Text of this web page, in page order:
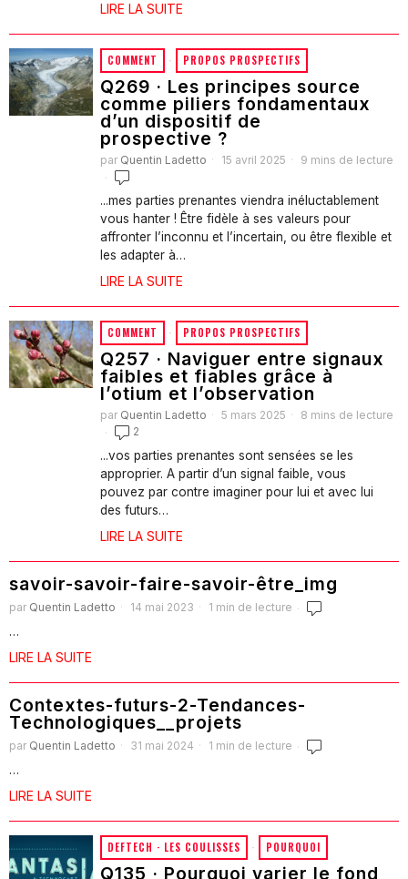
LIRE LA SUITE
COMMENT · PROPOS PROSPECTIFS
Q269 · Les principes source
comme piliers fondamentaux
d’un dispositif de
prospective ?
par Quentin Ladetto 15 avril 2025 9 mins de lecture
...mes parties prenantes viendra inéluctablement
vous hanter ! Être fidèle à ses valeurs pour
affronter l’inconnu et l’incertain, ou être flexible et
les adapter à…
LIRE LA SUITE
COMMENT · PROPOS PROSPECTIFS
Q257 · Naviguer entre signaux
faibles et fiables grâce à
l’otium et l’observation
par Quentin Ladetto 5 mars 2025
8 mins de lecture
2
...vos parties prenantes sont sensées se les
approprier. A partir d’un signal faible, vous
pouvez par contre imaginer pour lui et avec lui
des futurs…
LIRE LA SUITE
savoir-savoir-faire-savoir-être_img
par Quentin Ladetto 14 mai 2023 1 min de lecture
…
LIRE LA SUITE
Contextes-futurs-2-Tendances-
Technologiques__projets
par Quentin Ladetto 31 mai 2024 1 min de lecture
…
LIRE LA SUITE
DEFTECH · LES COULISSES · POURQUOI
Q135 · Pourquoi varier le fond